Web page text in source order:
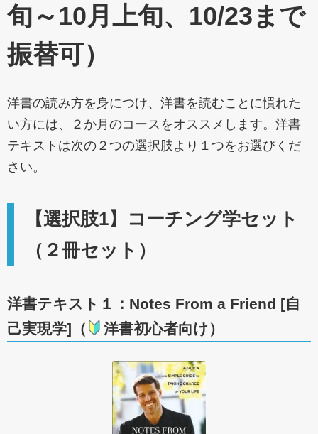
旬～10月上旬、10/23まで
振替可）
洋書の読み方を身につけ、洋書を読むことに慣れた
い方には、２か月のコースをオススメします。洋書
テキストは次の２つの選択肢より１つをお選びくだ
さい。
【選択肢1】コーチング学セット
（２冊セット）
洋書テキスト１：Notes From a Friend [自
己実現学]（
洋書初心者向け）